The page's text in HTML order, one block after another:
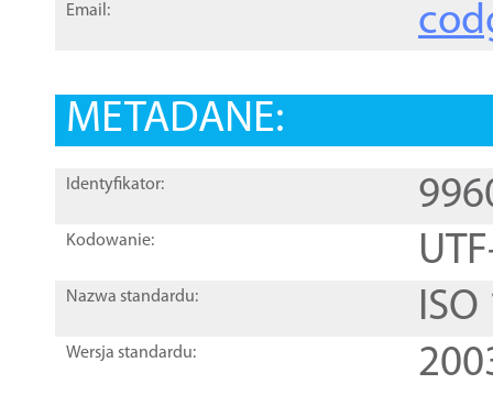
Email:
METADANE:
Identyfikator:
Kodowanie:
Nazwa standardu:
Wersja standardu: